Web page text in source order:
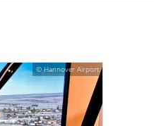
© Hannover Airport